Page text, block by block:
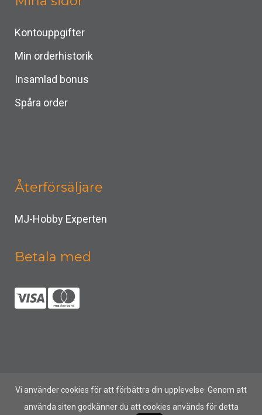
Vi använder cookies för att förbättra din upplevelse. Genom att
använda siten godkänner du att cookies används för detta
Kontouppgifter
Min orderhistorik
Insamlad bonus
Spåra order
Återförsäljare
MJ-Hobby Experten
Betala med